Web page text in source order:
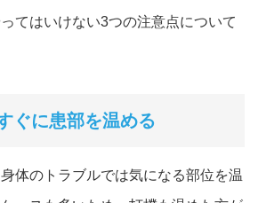
てはいけない3つの注意点について
ぐに患部を温める
体のトラブルでは気になる部位を温